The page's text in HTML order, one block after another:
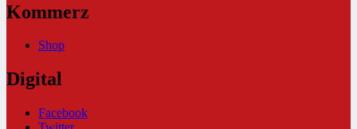
Kommerz
Shop
Digital
Facebook